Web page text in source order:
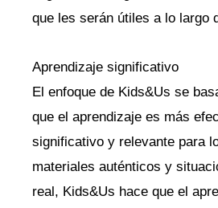
que les serán útiles a lo largo
Aprendizaje significativo
El enfoque de Kids&Us se
que el aprendizaje es más
significativo y relevante para
materiales auténticos y
real, Kids&Us hace que el